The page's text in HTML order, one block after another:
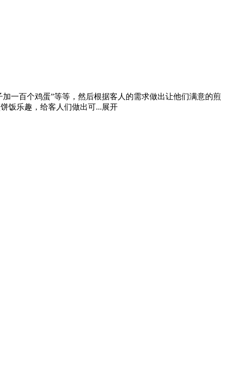
一百个鸡蛋”等等，然后根据客人的需求做出让他们满意的煎
饭乐趣，给客人们做出可...展开